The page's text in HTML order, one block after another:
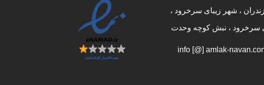
، شهر زیبای سرخرود ،
سرخرود ، نبش کوچه وحدت